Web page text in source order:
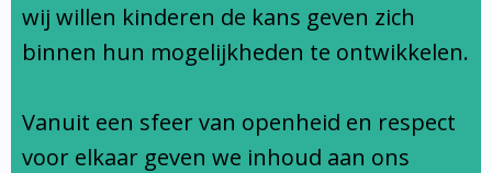
Ondersteuningsprofiel
wij willen kinderen de kans geven zich
binnen hun mogelijkheden te ontwikkelen.
Vanuit een sfeer van openheid en respect
voor elkaar geven we inhoud aan ons